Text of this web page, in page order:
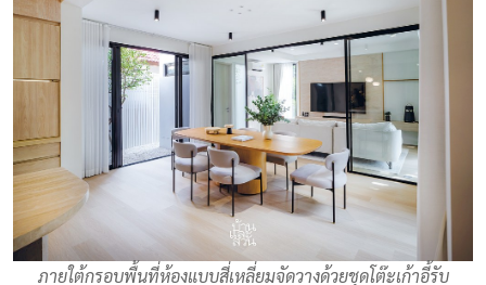
ภายใต้กรอบพื้นที่ห้องแบบสี่เหลี่ยมจัดวางด้วยชุดโต๊ะเก้าอี้รับ